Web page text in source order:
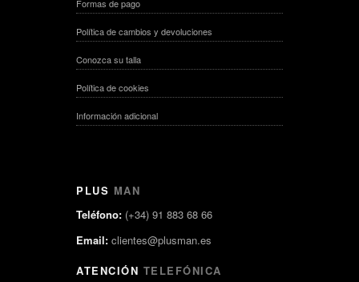
Formas de pago
Política de cambios y devoluciones
Conozca su talla
Política de cookies
Información adicional
PLUS MAN
Teléfono: (+34) 91 883 68 66
Email: clientes@plusman.es
ATENCIÓN TELEFÓNICA